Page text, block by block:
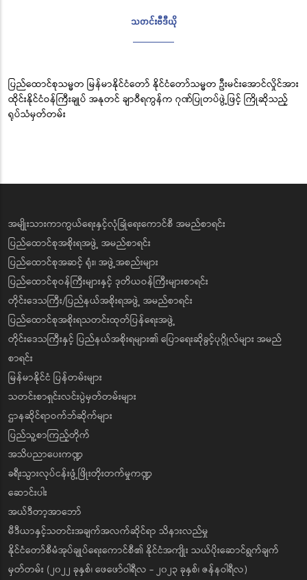
သတင်းဗီဒီယို
ပြည်ထောင်စုသမ္မတ မြန်မာနိုင်ငံတော် နိုင်ငံတော်သမ္မတ ဦးမင်းအောင်လှိုင်အား
ထိုင်းနိုင်ငံဝန်ကြီးချုပ် အနုတင် ချာဝီရကွန်က ဂုဏ်ပြုတပ်ဖွဲ့ဖြင့် ကြိုဆိုသည့်
ရုပ်သံမှတ်တမ်း
အမျိုးသားကာကွယ်ရေးနှင့်လုံခြုံရေးကောင်စီ အမည်စာရင်း
ပြည်ထောင်စုအစိုးရအဖွဲ့ အမည်စာရင်း
ပြည်ထောင်စုအဆင့် ရုံး၊ အဖွဲ့အစည်းများ
ပြည်ထောင်စုဝန်ကြီးများနှင့် ဒုတိယဝန်ကြီးများစာရင်း
တိုင်းဒေသကြီး/ပြည်နယ်အစိုးရအဖွဲ့ အမည်စာရင်း
ပြည်ထောင်စုအစိုးရသတင်းထုတ်ပြန်ရေးအဖွဲ့
တိုင်းဒေသကြီးနှင့် ပြည်နယ်အစိုးရများ၏ ပြောရေးဆိုခွင့်ပုဂ္ဂိုလ်များ အမည်
စာရင်း
မြန်မာနိုင်ငံ ပြန်တမ်းများ
သတင်းစာရှင်းလင်းပွဲမှတ်တမ်းများ
ဌာနဆိုင်ရာဝက်ဘ်ဆိုက်များ
ပြည်သူ့စာကြည့်တိုက်
အသိပညာပေးကဏ္ဍ
ခရီးသွားလုပ်ငန်းဖွံ့ဖြိုးတိုးတက်မှုကဏ္ဍ
ဆောင်းပါး
အယ်ဒီတာ့အာဘော်
မီဒီယာနှင့်သတင်းအချက်အလက်ဆိုင်ရာ သိနားလည်မှု
နိုင်ငံတော်စီမံအုပ်ချုပ်ရေးကောင်စီ၏ နိုင်ငံအကျိုး သယ်ပိုးဆောင်ရွက်ချက်
မှတ်တမ်း (၂၀၂၂ ခုနှစ်၊ ဖေဖော်ဝါရီလ - ၂၀၂၃ ခုနှစ်၊ ဇန်နဝါရီလ)